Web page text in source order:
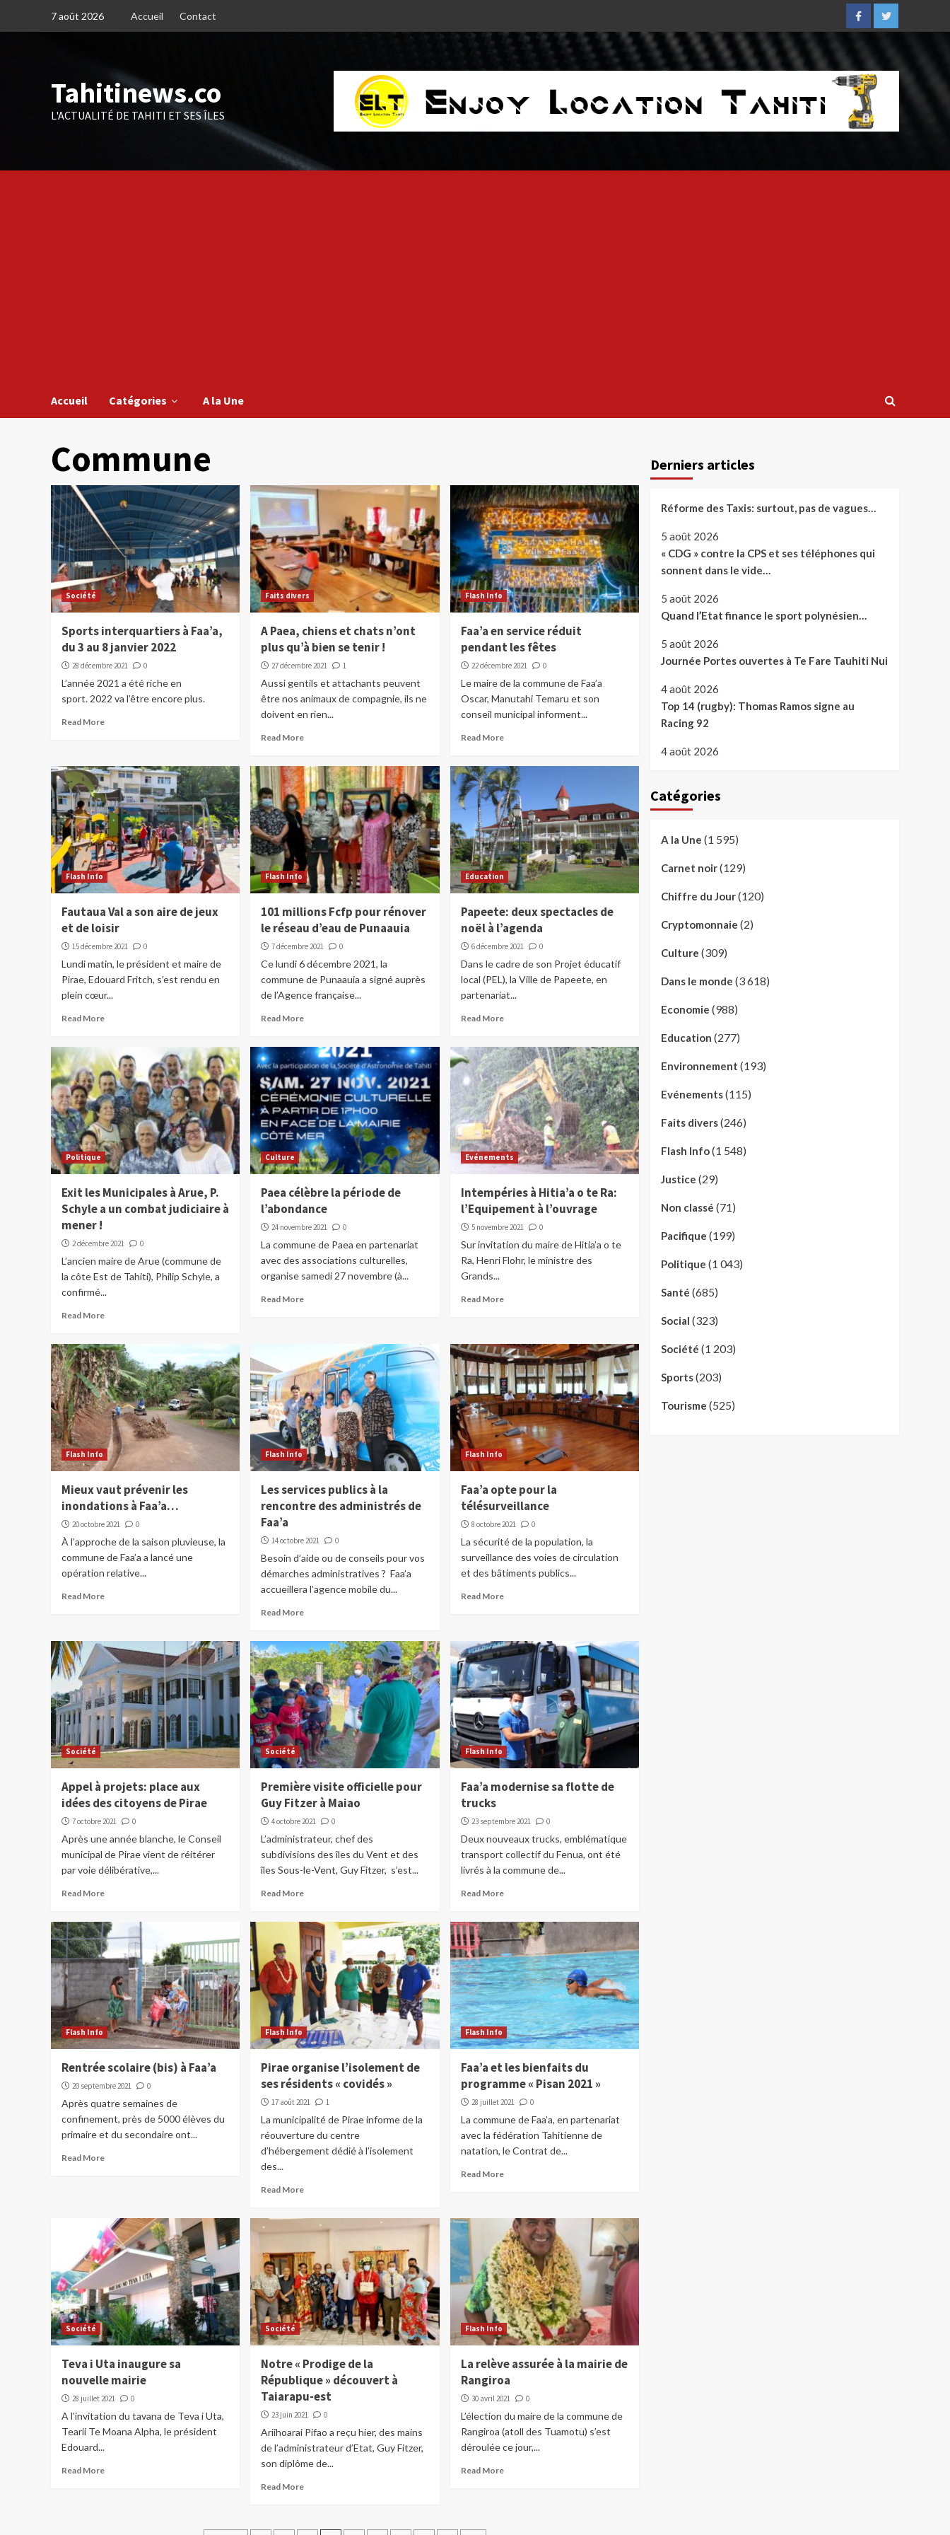
7 août 2026 Accueil Contact
FacebookTwitter
Tahitinews.co
L'ACTUALITÉ DE TAHITI ET SES ÎLES
Accueil Catégories A la Une
Commune
Société
Sports interquartiers à Faa’a,
du 3 au 8 janvier 2022
28 décembre 2021 0
L’année 2021 a été riche en
sport. 2022 va l’être encore plus.
Read More
Faits divers
A Paea, chiens et chats n’ont
plus qu’à bien se tenir !
27 décembre 2021 1
Aussi gentils et attachants peuvent
être nos animaux de compagnie, ils ne
doivent en rien...
Read More
Flash Info
Faa’a en service réduit
pendant les fêtes
22 décembre 2021 0
Le maire de la commune de Faa’a
Oscar, Manutahi Temaru et son
conseil municipal informent...
Read More
Flash Info
Fautaua Val a son aire de jeux
et de loisir
15 décembre 2021 0
Lundi matin, le président et maire de
Pirae, Edouard Fritch, s’est rendu en
plein cœur...
Read More
Flash Info
101 millions Fcfp pour rénover
le réseau d’eau de Punaauia
7 décembre 2021 0
Ce lundi 6 décembre 2021, la
commune de Punaauia a signé auprès
de l’Agence française...
Read More
Education
Papeete: deux spectacles de
noël à l’agenda
6 décembre 2021 0
Dans le cadre de son Projet éducatif
local (PEL), la Ville de Papeete, en
partenariat...
Read More
Politique
Exit les Municipales à Arue, P.
Schyle a un combat judiciaire à
mener !
2 décembre 2021 0
L’ancien maire de Arue (commune de
la côte Est de Tahiti), Philip Schyle, a
confirmé...
Read More
Culture
Paea célèbre la période de
l’abondance
24 novembre 2021 0
La commune de Paea en partenariat
avec des associations culturelles,
organise samedi 27 novembre (à...
Read More
Evénements
Intempéries à Hitia’a o te Ra:
l’Equipement à l’ouvrage
5 novembre 2021 0
Sur invitation du maire de Hitia’a o te
Ra, Henri Flohr, le ministre des
Grands...
Read More
Flash Info
Mieux vaut prévenir les
inondations à Faa’a…
20 octobre 2021 0
À l’approche de la saison pluvieuse, la
commune de Faa’a a lancé une
opération relative...
Read More
Flash Info
Les services publics à la
rencontre des administrés de
Faa’a
14 octobre 2021 0
Besoin d’aide ou de conseils pour vos
démarches administratives ? Faa’a
accueillera l’agence mobile du...
Read More
Flash Info
Faa’a opte pour la
télésurveillance
8 octobre 2021 0
La sécurité de la population, la
surveillance des voies de circulation
et des bâtiments publics...
Read More
Société
Appel à projets: place aux
idées des citoyens de Pirae
7 octobre 2021 0
Après une année blanche, le Conseil
municipal de Pirae vient de réitérer
par voie délibérative,...
Read More
Société
Première visite officielle pour
Guy Fitzer à Maiao
4 octobre 2021 0
L’administrateur, chef des
subdivisions des îles du Vent et des
îles Sous-le-Vent, Guy Fitzer, s’est...
Read More
Flash Info
Faa’a modernise sa flotte de
trucks
23 septembre 2021 0
Deux nouveaux trucks, emblématique
transport collectif du Fenua, ont été
livrés à la commune de...
Read More
Flash Info
Rentrée scolaire (bis) à Faa’a
20 septembre 2021 0
Après quatre semaines de
confinement, près de 5000 élèves du
primaire et du secondaire ont...
Read More
Flash Info
Pirae organise l’isolement de
ses résidents « covidés »
17 août 2021 1
La municipalité de Pirae informe de la
réouverture du centre
d’hébergement dédié à l’isolement
des...
Read More
Flash Info
Faa’a et les bienfaits du
programme « Pisan 2021 »
28 juillet 2021 0
La commune de Faa’a, en partenariat
avec la fédération Tahitienne de
natation, le Contrat de...
Read More
Société
Teva i Uta inaugure sa
nouvelle mairie
28 juillet 2021 0
A l’invitation du tavana de Teva i Uta,
Tearii Te Moana Alpha, le président
Edouard...
Read More
Société
Notre « Prodige de la
République » découvert à
Taiarapu-est
23 juin 2021 0
Ariihoarai Pifao a reçu hier, des mains
de l’administrateur d’Etat, Guy Fitzer,
son diplôme de...
Read More
Flash Info
La relève assurée à la mairie de
Rangiroa
30 avril 2021 0
L’élection du maire de la commune de
Rangiroa (atoll des Tuamotu) s’est
déroulée ce jour,...
Read More
Derniers articles
Réforme des Taxis: surtout, pas de vagues…
5 août 2026
« CDG » contre la CPS et ses téléphones qui
sonnent dans le vide…
5 août 2026
Quand l’Etat finance le sport polynésien…
5 août 2026
Journée Portes ouvertes à Te Fare Tauhiti Nui
4 août 2026
Top 14 (rugby): Thomas Ramos signe au
Racing 92
4 août 2026
Catégories
A la Une (1 595)
Carnet noir(129)
Chiffre du Jour(120)
Cryptomonnaie (2)
Culture (309)
Dans le monde (3 618)
Economie (988)
Education (277)
Environnement (193)
Evénements(115)
Faits divers(246)
Flash Info(1 548)
Justice (29)
Non classé (71)
Pacifique (199)
Politique (1 043)
Santé (685)
Social (323)
Société (1 203)
Sports(203)
Tourisme (525)